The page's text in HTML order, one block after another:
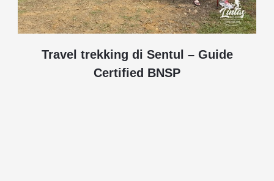
Travel trekking di Sentul – Guide
Certified BNSP